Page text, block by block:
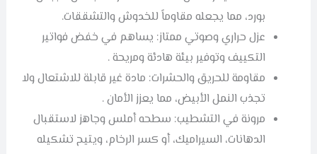
بورد، مما يجعله مقاوماً للخدوش والتشققات.
عزل حراري وصوتي ممتاز: يساهم في خفض فواتير
التكييف وتوفير بيئة هادئة ومريحة .
مقاومة للحريق والحشرات: مادة غير قابلة للاشتعال ولا
تجذب النمل الأبيض، مما يعزز الأمان .
مرونة في التشطيب: سطحه أملس وجاهز لاستقبال
الدهانات، السيراميك، أو كسر الرخام، ويتيح تشكيله